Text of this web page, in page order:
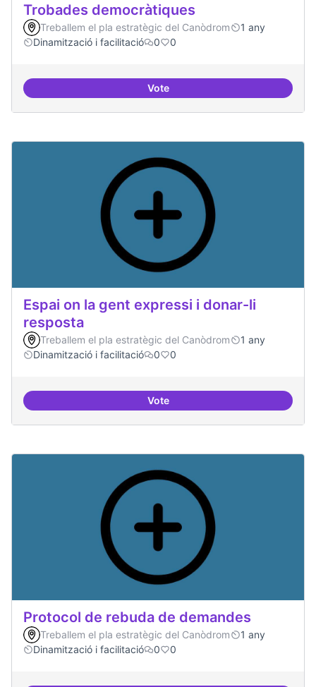
Trobades democràtiques
Treballem el pla estratègic del Canòdrom
1 any
Dinamització i facilitació
0 0
VoteTrobades democràtiques
Espai on la gent expressi i donar-li
resposta
Treballem el pla estratègic del Canòdrom
1 any
Dinamització i facilitació
0 0
VoteEspai on la gent expressi i
Protocol de rebuda de demandes
Treballem el pla estratègic del Canòdrom
1 any
Dinamització i facilitació
0 0